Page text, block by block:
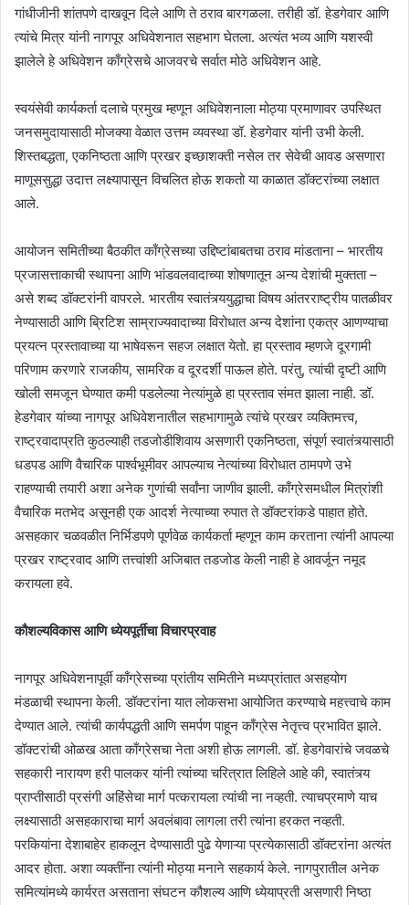
गांधीजीनी शांतपणे दाखवून दिले आणि ते ठराव बारगळला. तरीही डॉ. हेडगेवार आणि
त्यांचे मित्र यांनी नागपूर अधिवेशनात सहभाग घेतला. अत्यंत भव्य आणि यशस्वी
झालेले हे अधिवेशन काँग्रेसचे आजवरचे सर्वात मोठे अधिवेशन आहे.
स्वयंसेवी कार्यकर्ता दलाचे प्रमुख म्हणून अधिवेशनाला मोठ्या प्रमाणावर उपस्थित
जनसमुदायासाठी मोजक्या वेळात उत्तम व्यवस्था डॉ. हेडगेवार यांनी उभी केली.
शिस्तबद्धता, एकनिष्ठता आणि प्रखर इच्छाशक्ती नसेल तर सेवेची आवड असणारा
माणूससुद्धा उदात्त लक्ष्यापासून विचलित होऊ शकतो या काळात डॉक्टरांच्या लक्षात
आले.
आयोजन समितीच्या बैठकीत काँग्रेसच्या उद्दिष्टांबाबतचा ठराव मांडताना – भारतीय
प्रजासत्ताकाची स्थापना आणि भांडवलवादाच्या शोषणातून अन्य देशांची मुक्तता –
असे शब्द डॉक्टरांनी वापरले. भारतीय स्वातंत्र्ययुद्धाचा विषय आंतरराष्ट्रीय पातळीवर
नेण्यासाठी आणि ब्रिटिश साम्राज्यवादाच्या विरोधात अन्य देशांना एकत्र आणण्याचा
प्रयत्न प्रस्तावाच्या या भाषेवरून सहज लक्षात येतो. हा प्रस्ताव म्हणजे दूरगामी
परिणाम करणारे राजकीय, सामरिक व दूरदर्शी पाऊल होते. परंतु, त्यांची दृष्टी आणि
खोली समजून घेण्यात कमी पडलेल्या नेत्यांमुळे हा प्रस्ताव संमत झाला नाही. डॉ.
हेडगेवार यांच्या नागपूर अधिवेशनातील सहभागामुळे त्यांचे प्रखर व्यक्तिमत्त्व,
राष्ट्रवादाप्रति कुठल्याही तडजोडीशिवाय असणारी एकनिष्ठता, संपूर्ण स्वातंत्र्यासाठी
धडपड आणि वैचारिक पार्श्वभूमीवर आपल्याच नेत्यांच्या विरोधात ठामपणे उभे
राहण्याची तयारी अशा अनेक गुणांची सर्वांना जाणीव झाली. काँग्रेसमधील मित्रांशी
वैचारिक मतभेद असूनही एक आदर्श नेत्याच्या रुपात ते डॉक्टरांकडे पाहात होते.
असहकार चळवळीत निर्भिडपणे पूर्णवेळ कार्यकर्ता म्हणून काम करताना त्यांनी आपल्या
प्रखर राष्ट्रवाद आणि तत्त्वांशी अजिबात तडजोड केली नाही हे आवर्जून नमूद
करायला हवे.
कौशल्यविकास आणि ध्येयपूर्तीचा विचारप्रवाह
नागपूर अधिवेशनापूर्वी काँग्रेसच्या प्रांतीय समितीने मध्यप्रांतात असहयोग
मंडळाची स्थापना केली. डॉक्टरांना यात लोकसभा आयोजित करण्याचे महत्त्वाचे काम
देण्यात आले. त्यांची कार्यपद्धती आणि समर्पण पाहून काँग्रेस नेतृत्त्व प्रभावित झाले.
डॉक्टरांची ओळख आता काँग्रेसचा नेता अशी होऊ लागली. डॉ. हेडगेवारांचे जवळचे
सहकारी नारायण हरी पालकर यांनी त्यांच्या चरित्रात लिहिले आहे की, स्वातंत्र्य
प्राप्तीसाठी प्रसंगी अहिंसेचा मार्ग पत्करायला त्यांची ना नव्हती. त्याचप्रमाणे याच
लक्ष्यासाठी असहकाराचा मार्ग अवलंबावा लागला तरी त्यांना हरकत नव्हती.
परकियांना देशाबाहेर हाकलून देण्यासाठी पुढे येणाऱ्या प्रत्येकासाठी डॉक्टरांना अत्यंत
आदर होता. अशा व्यक्तींना त्यांनी मोठ्या मनाने सहकार्य केले. नागपुरातील अनेक
समित्यांमध्ये कार्यरत असताना संघटन कौशल्य आणि ध्येयाप्रती असणारी निष्ठा